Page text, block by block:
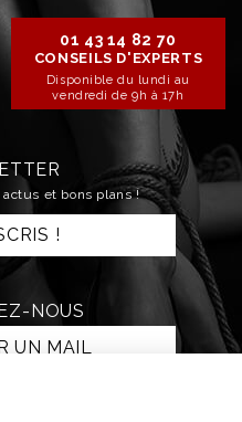
01 43 14 82 70
CONSEILS D'EXPERTS
Disponible du lundi au
vendredi de 9h à 17h
et bons plans !
!
NOUS
UN MAIL
!